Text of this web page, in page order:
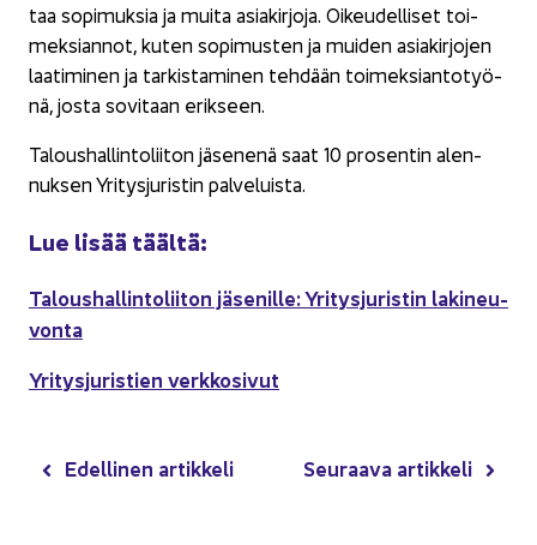
taa so­pi­muk­sia ja muita asia­kir­jo­ja. Oi­keu­del­li­set toi­
mek­sian­not, kuten so­pi­mus­ten ja mui­den asia­kir­jo­jen
laa­ti­mi­nen ja tar­kis­ta­mi­nen teh­dään toi­mek­sian­to­työ­
nä, josta so­vi­taan erik­seen.
Ta­lous­hal­lin­to­lii­ton jä­se­ne­nä saat 10 pro­sen­tin alen­
nuk­sen Yri­tys­ju­ris­tin pal­ve­luis­ta.
Lue lisää tääl­tä:
Ta­lous­hal­lin­to­lii­ton jä­se­nil­le: Yri­tys­ju­ris­tin la­ki­neu­
von­ta
Yri­tys­ju­ris­tien verk­ko­si­vut
Edel­li­nen ar­tik­ke­li Seu­raa­va ar­tik­ke­li